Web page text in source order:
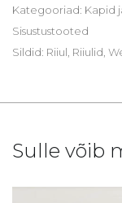
Kategooriad: Kapid
Sisustustooted
Sildid: Riiul Riiulid
Sulle võib